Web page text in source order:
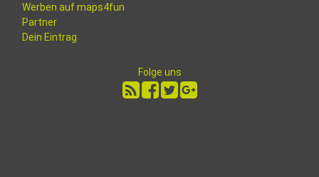
Werben auf maps4fun
Partner
Dein Eintrag
Folge uns